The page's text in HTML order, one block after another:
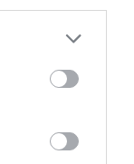
more Google
may click to
party tags to
below Google